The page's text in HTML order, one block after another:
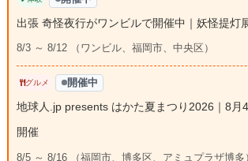
出張 奇怪夜行がワンビルで開催中｜妖怪提灯
8/3 ～ 8/12 （ワンビル、福岡市、中央区）
グルメ 開催中
地球人.jp presents はかた夏まつり2026｜8月
開催
8/5 ～ 8/16 （福岡市、博多区、アミュプラザ博多